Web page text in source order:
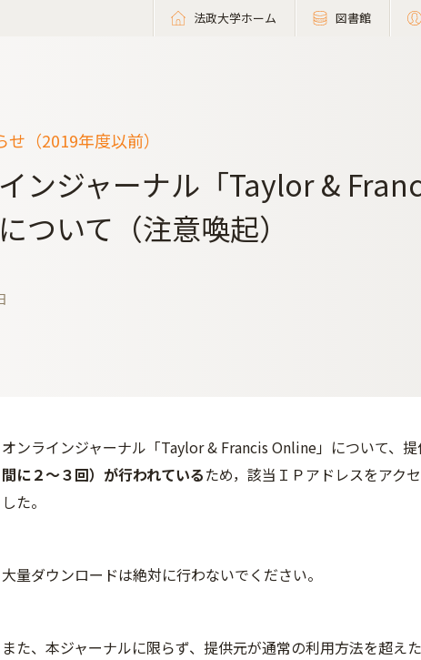
法政大学ホーム 図書館
（2019年度以前）
ンジャーナル「Taylor &
ついて（注意喚起）
オンラインジャーナル「Taylor & Francis Online」 について、提
間に２～３回）が行われているため，該当ＩＰアドレスをアク
した。
大量ダウンロードは絶対に行わないでください。
また、本ジャーナルに限らず、提供元が通常の利用方法を超え